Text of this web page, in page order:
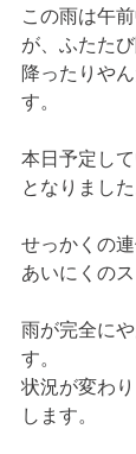
この雨は午
が、ふたた
降ったりや
す。
本日予定し
となりました
せっかくの連
あいにくの
雨が完全に
す。
状況が変わ
します。